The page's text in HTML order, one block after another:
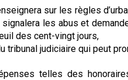
sur les règles
les abus et
des cent-vingt jours,
judiciaire qui peut
telles des